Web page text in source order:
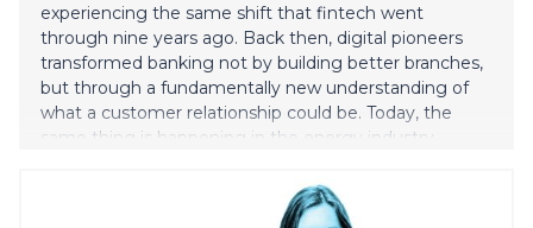
experiencing the same shift that fintech went
through nine years ago. Back then, digital pioneers
transformed banking not by building better branches,
but through a fundamentally new understanding of
what a customer relationship could be. Today, the
same thing is happening in the energy industry.
bringing this thesis to two stages in Berlin this week.